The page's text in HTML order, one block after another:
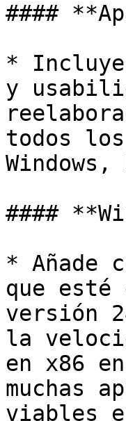
####
*
y
todos
Windows,
####
* Añade
que esté
versión
la
en x86
muchas
viables